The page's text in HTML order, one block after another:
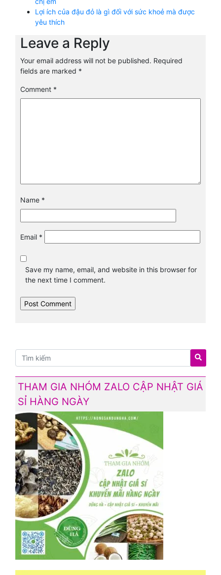
Lợi ích của đậu đỏ là gì đối với sức khoẻ mà được
yêu thích
Leave a Reply
Your email address will not be published. Required
fields are marked *
Comment *
Name *
Email *
Save my name, email, and website in this browser for
the next time I comment.
THAM GIA NHÓM ZALO CẬP NHẬT GIÁ
SỈ HÀNG NGÀY